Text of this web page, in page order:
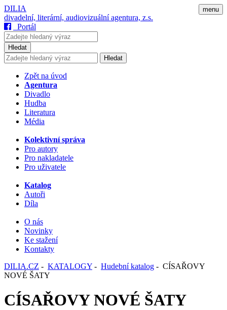
menu
DILIA
divadelní, literární, audiovizuální agentura, z.s.
Portál
Hledat
Hledat
Zpět na úvod
Agentura
Divadlo
Hudba
Literatura
Média
Kolektivní správa
Pro autory
Pro nakladatele
Pro uživatele
Katalog
Autoři
Díla
O nás
Novinky
Ke stažení
Kontakty
DILIA.CZ - KATALOGY - Hudební katalog - CÍSAŘOVY
NOVÉ ŠATY
CÍSAŘOVY NOVÉ ŠATY